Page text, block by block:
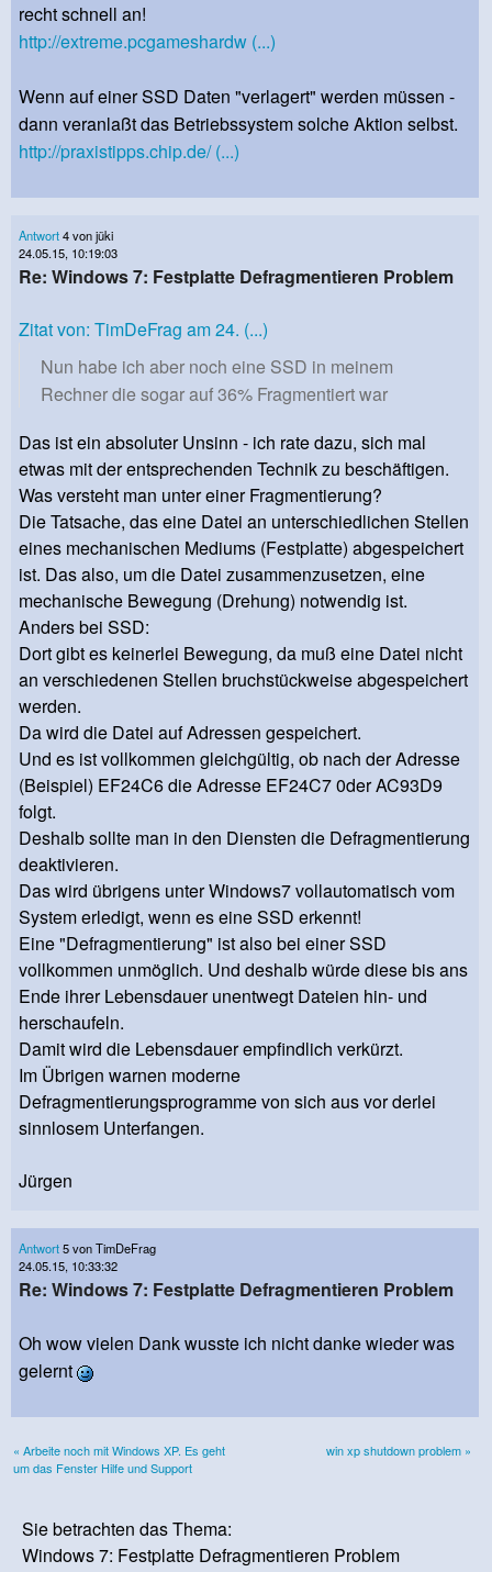
recht schnell an!
http://extreme.pcgameshardw (...)
Wenn auf einer SSD Daten "verlagert" werden müssen -
dann veranlaßt das Betriebssystem solche Aktion selbst.
http://praxistipps.chip.de/ (...)
Antwort4 von jüki
24.05.15, 10:19:03
Re: Windows 7: Festplatte Defragmentieren Problem
Zitat von: TimDeFrag am 24. (...)
Nun habe ich aber noch eine SSD in meinem
Rechner die sogar auf 36% Fragmentiert war
Das ist ein absoluter Unsinn - ich rate dazu, sich mal
etwas mit der entsprechenden Technik zu beschäftigen.
Was versteht man unter einer Fragmentierung?
Die Tatsache, das eine Datei an unterschiedlichen Stellen
eines mechanischen Mediums (Festplatte) abgespeichert
ist. Das also, um die Datei zusammenzusetzen, eine
mechanische Bewegung (Drehung) notwendig ist.
Anders bei SSD:
Dort gibt es keinerlei Bewegung, da muß eine Datei nicht
an verschiedenen Stellen bruchstückweise abgespeichert
werden.
Da wird die Datei auf Adressen gespeichert.
Und es ist vollkommen gleichgültig, ob nach der Adresse
(Beispiel) EF24C6 die Adresse EF24C7 0der AC93D9
folgt.
Deshalb sollte man in den Diensten die Defragmentierung
deaktivieren.
Das wird übrigens unter Windows7 vollautomatisch vom
System erledigt, wenn es eine SSD erkennt!
Eine "Defragmentierung" ist also bei einer SSD
vollkommen unmöglich. Und deshalb würde diese bis ans
Ende ihrer Lebensdauer unentwegt Dateien hin- und
herschaufeln.
Damit wird die Lebensdauer empfindlich verkürzt.
Im Übrigen warnen moderne
Defragmentierungsprogramme von sich aus vor derlei
sinnlosem Unterfangen.
Jürgen
Antwort5 von TimDeFrag
24.05.15, 10:33:32
Re: Windows 7: Festplatte Defragmentieren Problem
Oh wow vielen Dank wusste ich nicht danke wieder was
gelernt
« Arbeite noch mit Windows XP. Es geht
um das Fenster Hilfe und Support
win xp shutdown problem »
Sie betrachten das Thema:
Windows 7: Festplatte Defragmentieren Problem